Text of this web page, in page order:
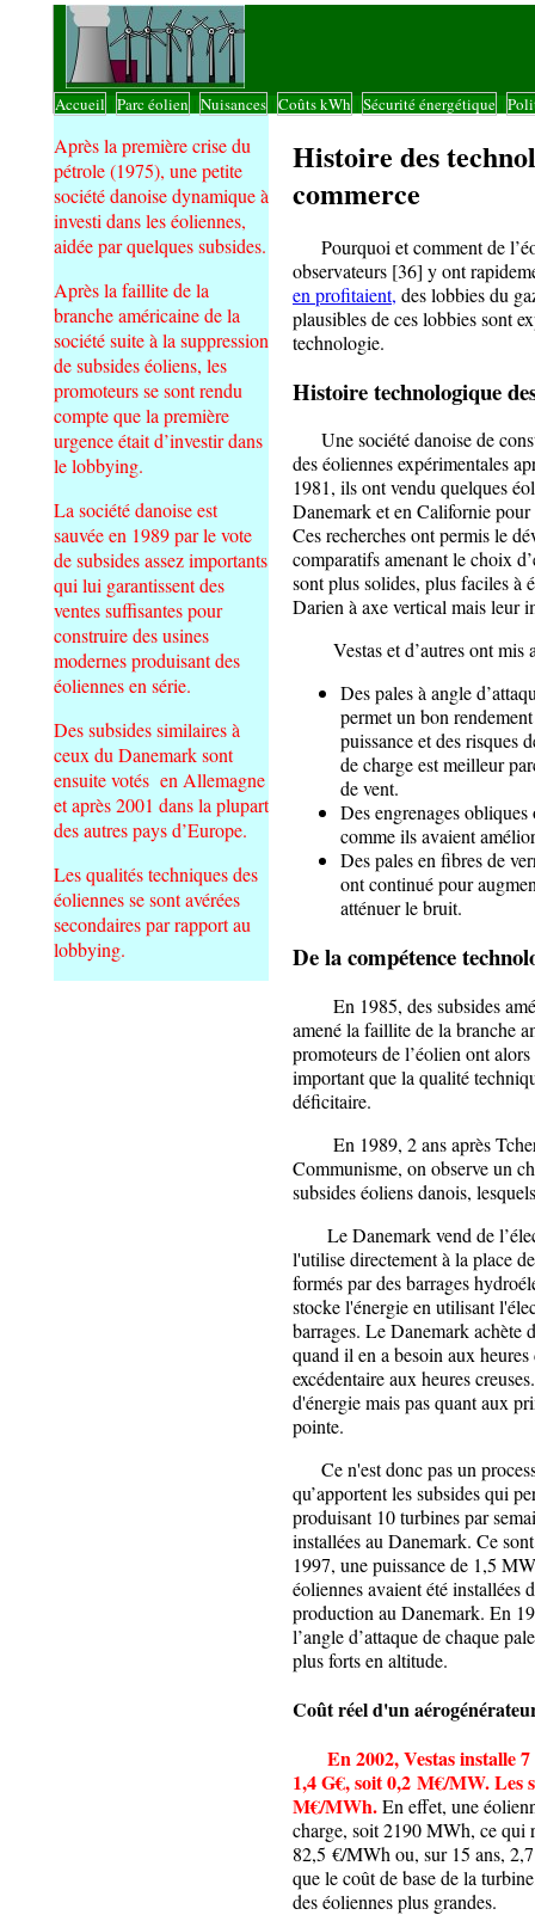
Accueil Parc éolien Nuisances Coûts kWh Sécurité énergétique
Après la première crise du
pétrole (1975), une petite
société danoise dynamique à
investi dans les éoliennes,
aidée par quelques subsides.
Après la faillite de la
branche américaine de la
société suite à la suppression
de subsides éoliens, les
promoteurs se sont rendu
compte que la première
urgence était d’investir dans
le lobbying.
La société danoise est
sauvée en 1989 par le vote
de subsides assez importants
qui lui garantissent des
ventes suffisantes pour
construire des usines
modernes produisant des
éoliennes en série.
Des subsides similaires à
ceux du Danemark sont
ensuite votés en Allemagne
et après 2001 dans la plupart
des autres pays d’Europe.
Les qualités techniques des
éoliennes se sont avérées
secondaires par rapport au
lobbying.
Histoire des
commerce
Pourquoi et comment de
observateurs [36] y ont
en profitaient, des lobbies du
plausibles de ces lobbies sont
technologie.
Histoire technologique
Une société danoise de
des éoliennes expérimentales
1981, ils ont vendu quelques
Danemark et en Californie pour
Ces recherches ont permis le
comparatifs amenant le choix
sont plus solides, plus faciles à
Darien à axe vertical mais leur
Vestas et d’autres ont mis
Des pales à angle
permet un bon
puissance et des risques
de charge est meilleur
de vent.
Des engrenages
comme ils avaient
Des pales en fibres de
ont continué pour
atténuer le bruit.
De la compétence
En 1985, des subsides
amené la faillite de la branche
promoteurs de l’éolien ont
important que la qualité
déficitaire.
En 1989, 2 ans après
Communisme, on observe un
subsides éoliens danois,
Le Danemark vend de
l'utilise directement à la place
formés par des barrages
stocke l'énergie en utilisant
barrages. Le Danemark achète
quand il en a besoin aux
excédentaire aux heures
d'énergie mais pas quant aux
pointe.
Ce n'est donc pas un
qu’apportent les subsides qui
produisant 10 turbines par
installées au Danemark. Ce
1997, une puissance de 1,5
éoliennes avaient été installées
production au Danemark. En
l’angle d’attaque de chaque
plus forts en altitude.
Coût réel d'un
En 2002, Vestas installe
1,4 G€, soit 0,2 M€/MW. Les
M€/MWh.En effet, une
charge, soit 2190 MWh, ce qui
82,5 €/MWh ou, sur 15 ans,
que le coût de base de la
des éoliennes plus grandes.